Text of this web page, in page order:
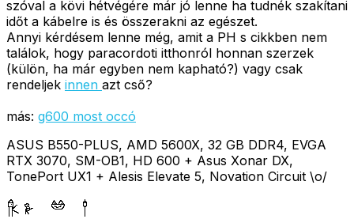
szóval a kövi hétvégére már jó lenne ha tudnék szakítani
időt a kábelre is és összerakni az egészet.
Annyi kérdésem lenne még, amit a PH s cikkben nem
találok, hogy paracordoti itthonról honnan szerzek
(külön, ha már egyben nem kapható?) vagy csak
rendeljek innen azt cső?
más: g600 most occó
ASUS B550-PLUS, AMD 5600X, 32 GB DDR4, EVGA
RTX 3070, SM-OB1, HD 600 + Asus Xonar DX,
TonePort UX1 + Alesis Elevate 5, Novation Circuit \o/